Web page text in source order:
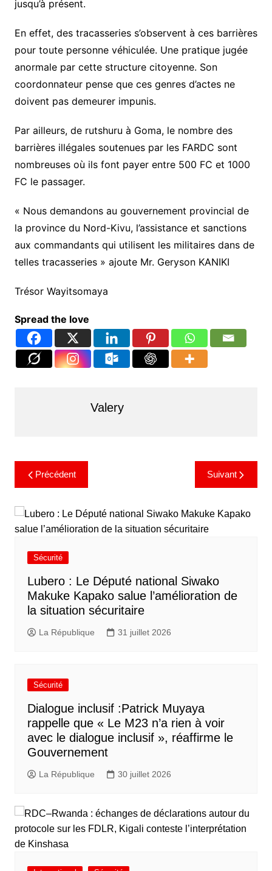
jusqu’à présent.
En effet, des tracasseries s’observent à ces barrières
pour toute personne véhiculée. Une pratique jugée
anormale par cette structure citoyenne. Son
coordonnateur pense que ces genres d’actes ne
doivent pas demeurer impunis.
Par ailleurs, de rutshuru à Goma, le nombre des
barrières illégales soutenues par les FARDC sont
nombreuses où ils font payer entre 500 FC et 1000
FC le passager.
« Nous demandons au gouvernement provincial de
la province du Nord-Kivu, l’assistance et sanctions
aux commandants qui utilisent les militaires dans de
telles tracasseries » ajoute Mr. Geryson KANIKI
Trésor Wayitsomaya
Spread the love
Valery
Précédent Suivant
Sécurité
Lubero : Le Député national Siwako
Makuke Kapako salue l’amélioration de
la situation sécuritaire
La République 31 juillet 2026
Sécurité
Dialogue inclusif :Patrick Muyaya
rappelle que « Le M23 n’a rien à voir
avec le dialogue inclusif », réaffirme le
Gouvernement
La République 30 juillet 2026